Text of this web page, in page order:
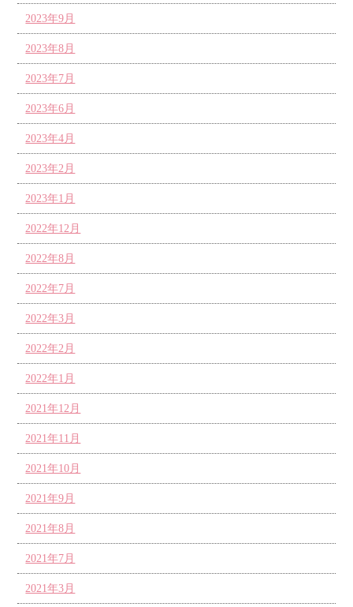
2023年9月
2023年8月
2023年7月
2023年6月
2023年4月
2023年2月
2023年1月
2022年12月
2022年8月
2022年7月
2022年3月
2022年2月
2022年1月
2021年12月
2021年11月
2021年10月
2021年9月
2021年8月
2021年7月
2021年3月